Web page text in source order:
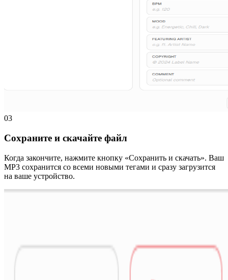
03
Сохраните и скачайте файл
Когда закончите, нажмите кнопку «Сохранить и скачать». Ваш
MP3 сохранится со всеми новыми тегами и сразу загрузится
на ваше устройство.